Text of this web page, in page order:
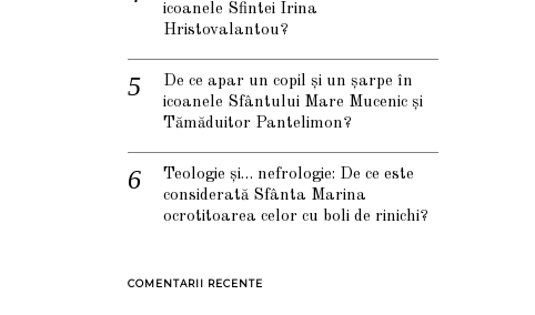
icoanele Sfintei Irina
Hristovalantou?
De ce apar un copil și un șarpe în
icoanele Sfântului Mare Mucenic și
Tămăduitor Pantelimon?
Teologie și… nefrologie: De ce este
considerată Sfânta Marina
ocrotitoarea celor cu boli de rinichi?
COMENTARII RECENTE